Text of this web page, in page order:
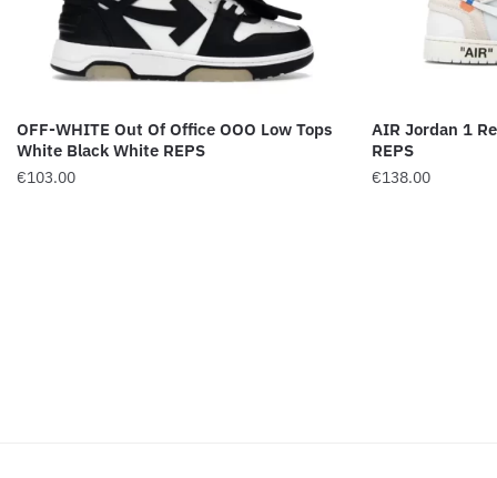
OFF-WHITE Out Of Office OOO Low Tops
White Black White REPS
€103.00
AIR Jordan 1
REPS
€138.00